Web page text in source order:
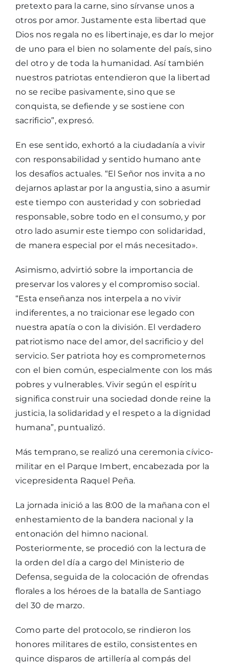
pretexto para la carne, sino sírvanse unos a
otros por amor. Justamente esta libertad que
Dios nos regala no es libertinaje, es dar lo mejor
de uno para el bien no solamente del país, sino
del otro y de toda la humanidad. Así también
nuestros patriotas entendieron que la libertad
no se recibe pasivamente, sino que se
conquista, se defiende y se sostiene con
sacrificio”, expresó.
En ese sentido, exhortó a la ciudadanía a vivir
con responsabilidad y sentido humano ante
los desafíos actuales. “El Señor nos invita a no
dejarnos aplastar por la angustia, sino a asumir
este tiempo con austeridad y con sobriedad
responsable, sobre todo en el consumo, y por
otro lado asumir este tiempo con solidaridad,
de manera especial por el más necesitado».
Asimismo, advirtió sobre la importancia de
preservar los valores y el compromiso social.
“Esta enseñanza nos interpela a no vivir
indiferentes, a no traicionar ese legado con
nuestra apatía o con la división. El verdadero
patriotismo nace del amor, del sacrificio y del
servicio. Ser patriota hoy es comprometernos
con el bien común, especialmente con los más
pobres y vulnerables. Vivir según el espíritu
significa construir una sociedad donde reine la
justicia, la solidaridad y el respeto a la dignidad
humana”, puntualizó.
Más temprano, se realizó una ceremonia cívico-
militar en el Parque Imbert, encabezada por la
vicepresidenta Raquel Peña.
La jornada inició a las 8:00 de la mañana con el
enhestamiento de la bandera nacional y la
entonación del himno nacional.
Posteriormente, se procedió con la lectura de
la orden del día a cargo del Ministerio de
Defensa, seguida de la colocación de ofrendas
florales a los héroes de la batalla de Santiago
del 30 de marzo.
Como parte del protocolo, se rindieron los
honores militares de estilo, consistentes en
quince disparos de artillería al compás del